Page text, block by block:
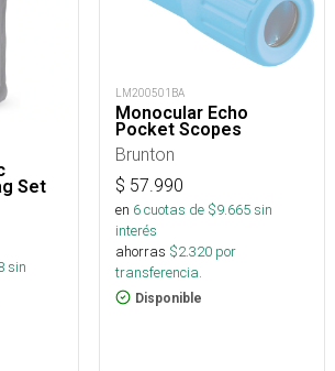
Set
sin
LM200501BA
Monocular Echo
Pocket Scopes
Brunton
$ 57.990
en 6cuotas de $9.665sin
interés
ahorras $2.320 por
transferencia.
Disponible